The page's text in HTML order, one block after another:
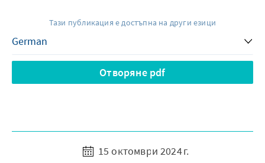
Тази публикация е достъпна на други езици
Отворяне pdf
15 октомври 2024 г.